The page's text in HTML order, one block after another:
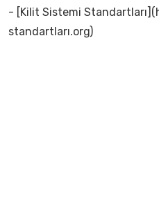
- [Kilit Sistemi
standartları.org)